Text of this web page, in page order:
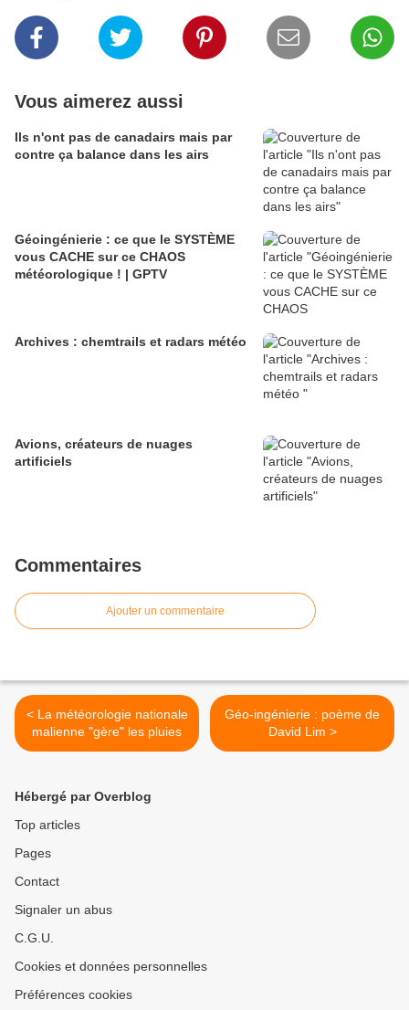
Vous aimerez aussi
Ils n'ont pas de canadairs mais par
contre ça balance dans les airs
Géoingénierie : ce que le SYSTÈME
vous CACHE sur ce CHAOS
météorologique ! | GPTV
Archives : chemtrails et radars météo
Avions, créateurs de nuages
artificiels
Commentaires
Ajouter un commentaire
< La météorologie nationale
malienne "gère" les pluies
Géo-ingénierie : poème de
David Lim >
Hébergé par Overblog
Top articles
Pages
Contact
Signaler un abus
C.G.U.
Cookies et données personnelles
Préférences cookies